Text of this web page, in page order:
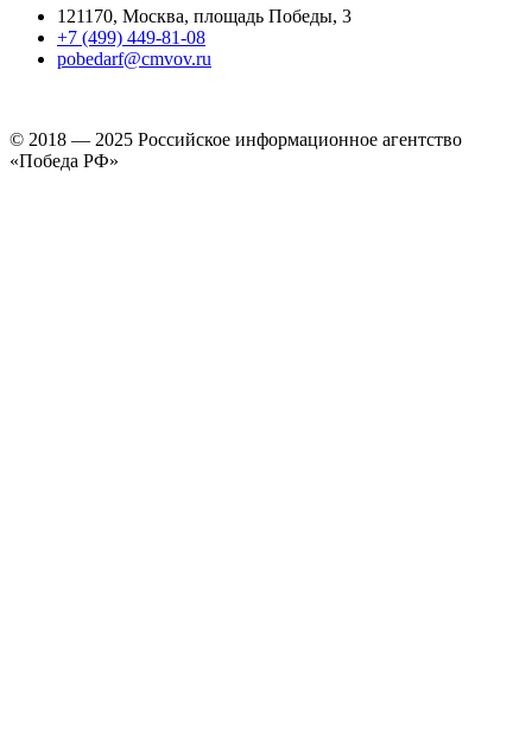
121170, Москва, площадь Победы, 3
+7 (499) 449-81-08
pobedarf@cmvov.ru
© 2018 — 2025 Российское информационное агентство
«Победа РФ»